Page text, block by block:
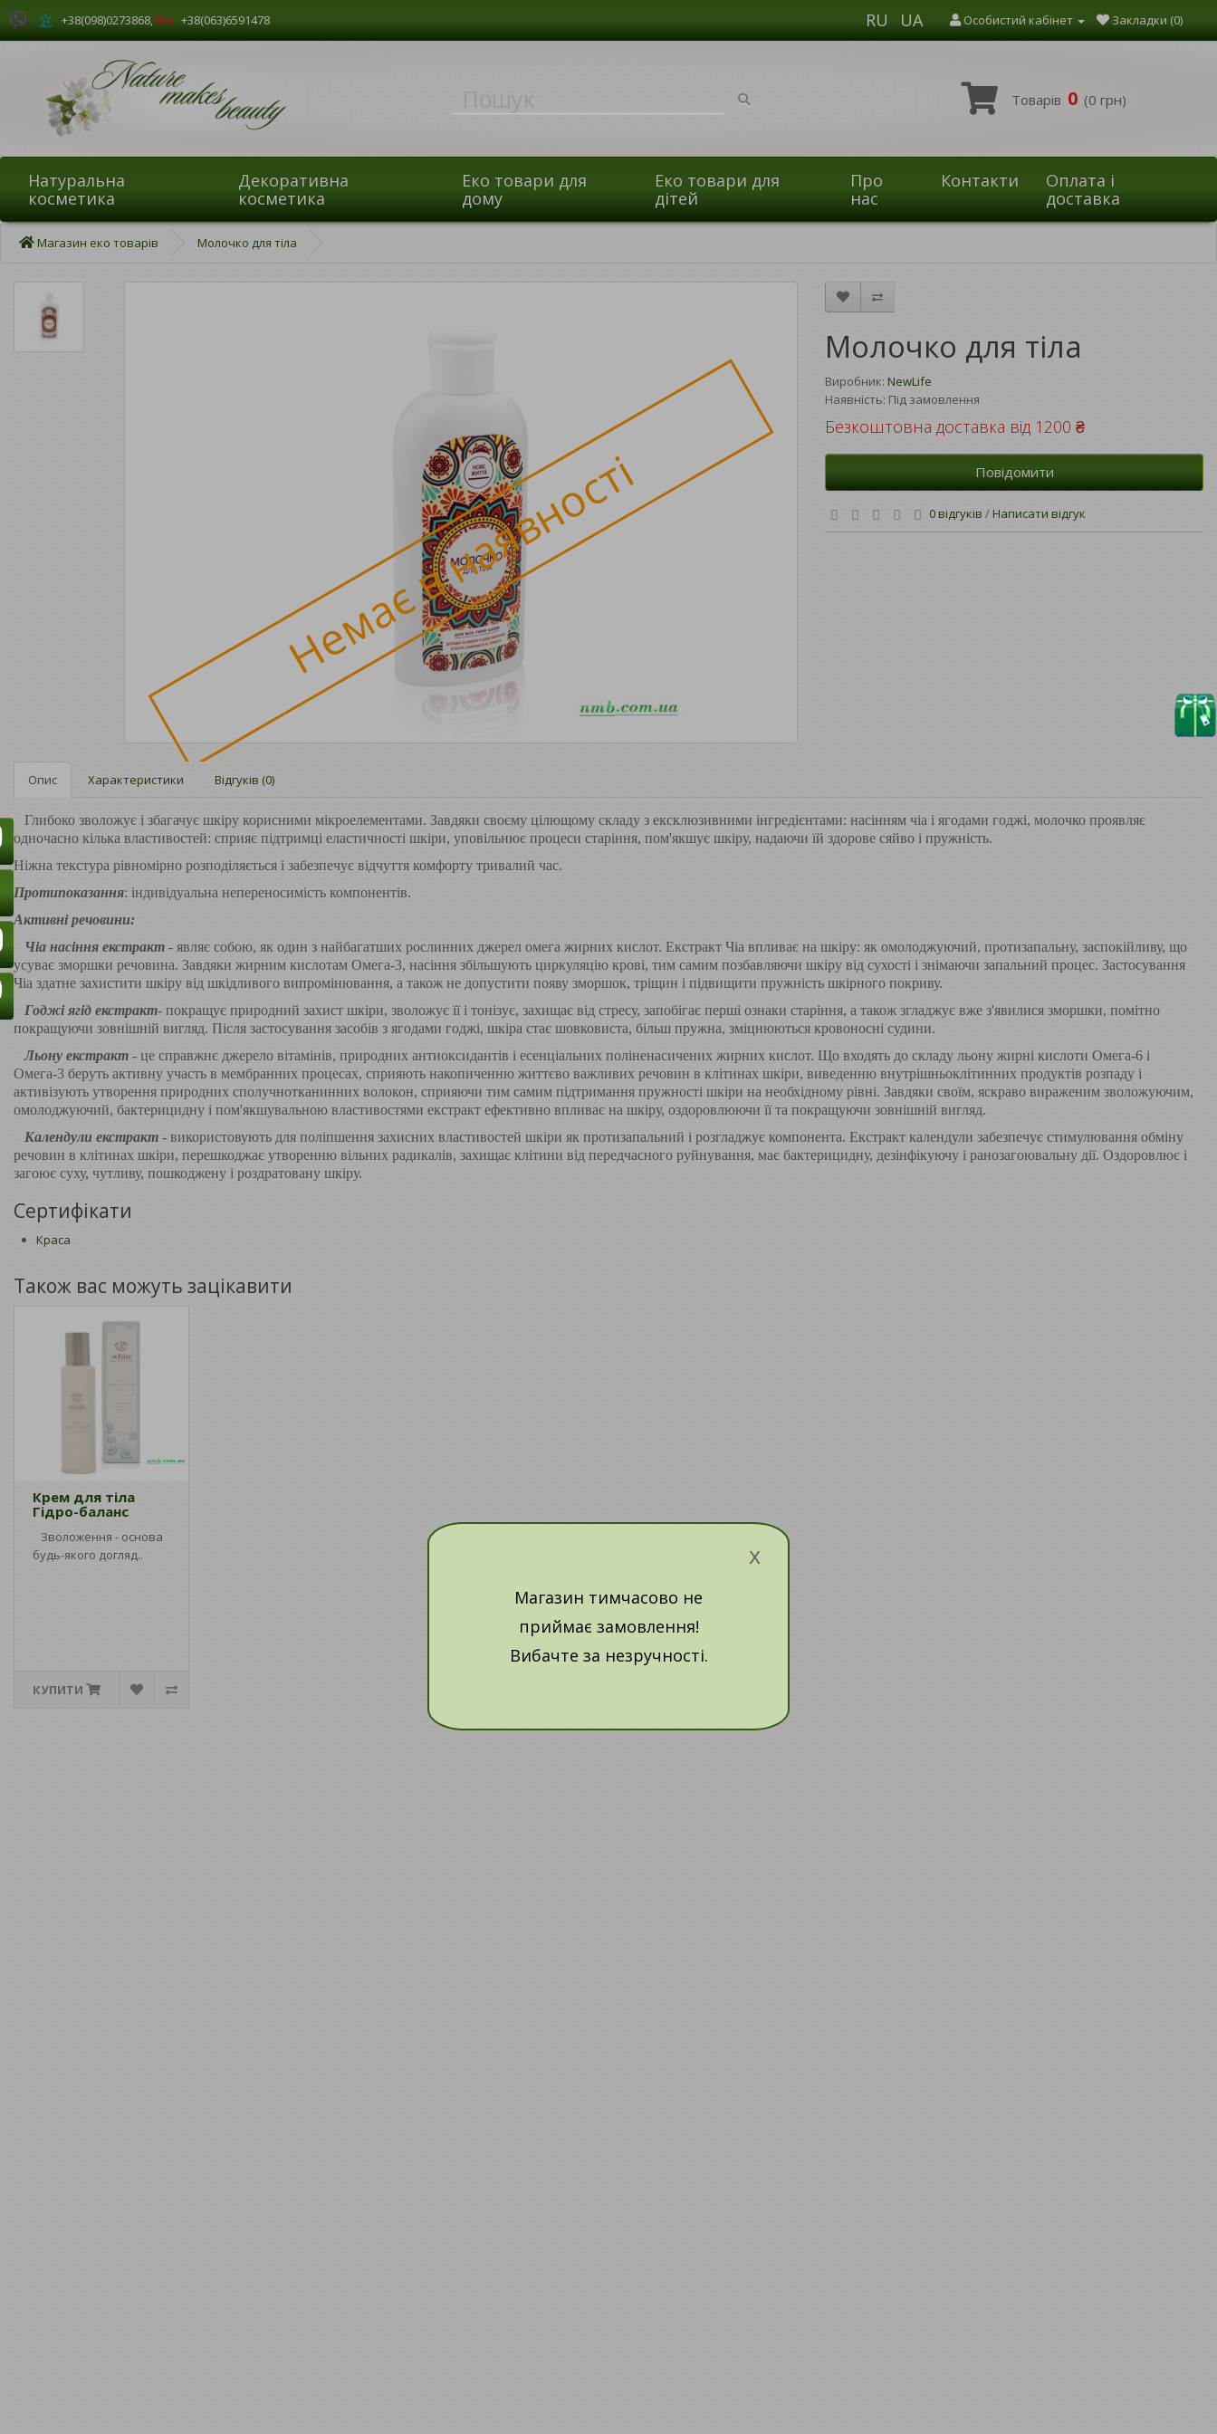
+38(098)0273868, +38(063)6591478 RU UA Особистий кабінет Закладки (0)
Товарів 0 (0 грн)
Натуральна
косметика
Декоративна
косметика
Еко товари для
дому
Еко товари для
дітей
Про
нас
Контакти
Оплата і
доставка
Магазин еко товарів Молочко для тіла
Немає в наявності
Молочко для тіла
Виробник: NewLife
Наявність: Під замовлення
Безкоштовна доставка від 1200 ₴
Повідомити
0 відгуків /Написати відгук
Опис Характеристики Відгуків (0)
Глибоко зволожує і збагачує шкіру корисними мікроелементами. Завдяки своєму цілющому складу з ексклюзивними інгредієнтами: насінням чіа і ягодами годжі, молочко проявляє
одночасно кілька властивостей: сприяє підтримці еластичності шкіри, уповільнює процеси старіння, пом'якшує шкіру, надаючи їй здорове сяйво і пружність.
Ніжна текстура рівномірно розподіляється і забезпечує відчуття комфорту тривалий час.
Протипоказання: індивідуальна непереносимість компонентів.
Активні речовини:
Чіа насіння екстракт - являє собою, як один з найбагатших рослинних джерел омега жирних кислот. Екстракт Чіа впливає на шкіру: як омолоджуючий, протизапальну, заспокійливу, що
усуває зморшки речовина. Завдяки жирним кислотам Омега-3, насіння збільшують циркуляцію крові, тим самим позбавляючи шкіру від сухості і знімаючи запальний процес. Застосування
Чіа здатне захистити шкіру від шкідливого випромінювання, а також не допустити появу зморшок, тріщин і підвищити пружність шкірного покриву.
Годжі ягід екстракт- покращує природний захист шкіри, зволожує її і тонізує, захищає від стресу, запобігає перші ознаки старіння, а також згладжує вже з'явилися зморшки, помітно
покращуючи зовнішній вигляд. Після застосування засобів з ягодами годжі, шкіра стає шовковиста, більш пружна, зміцнюються кровоносні судини.
Льону екстракт - це справжнє джерело вітамінів, природних антиоксидантів і есенціальних поліненасичених жирних кислот. Що входять до складу льону жирні кислоти Омега-6 і
Омега-3 беруть активну участь в мембранних процесах, сприяють накопиченню життєво важливих речовин в клітинах шкіри, виведенню внутрішньоклітинних продуктів розпаду і
активізують утворення природних сполучнотканинних волокон, сприяючи тим самим підтримання пружності шкіри на необхідному рівні. Завдяки своїм, яскраво вираженим зволожуючим,
омолоджуючий, бактерицидну і пом'якшувальною властивостями екстракт ефективно впливає на шкіру, оздоровлюючи її та покращуючи зовнішній вигляд.
Календули екстракт - використовують для поліпшення захисних властивостей шкіри як протизапальний і розгладжує компонента. Екстракт календули забезпечує стимулювання обміну
речовин в клітинах шкіри, перешкоджає утворенню вільних радикалів, захищає клітини від передчасного руйнування, має бактерицидну, дезінфікуючу і ранозагоювальну дії. Оздоровлює і
загоює суху, чутливу, пошкоджену і роздратовану шкіру.
Сертифікати
Краса
Також вас можуть зацікавити
Крем для тіла
Гідро-баланс
Зволоження - основа
будь-якого догляд..
КУПИТИ
x
Магазин тимчасово не
приймає замовлення!
Вибачте за незручності.